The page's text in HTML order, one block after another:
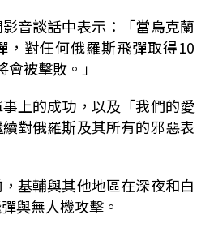
音談話中表示：「當烏克蘭
，對任何俄羅斯飛彈取得10
被擊敗。」
上的成功，以及「我們的愛
對俄羅斯及其所有的邪惡表
基輔與其他地區在深夜和白
與無人機攻擊。